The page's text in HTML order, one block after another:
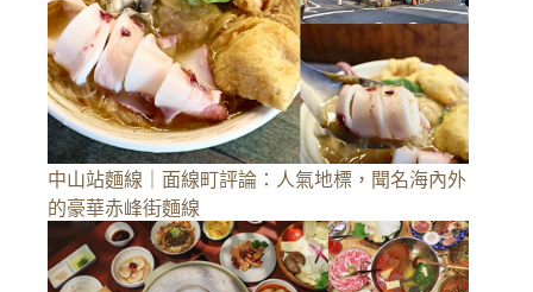
中山站麵線｜面線町評論：人氣地標，聞名海內外
的豪華赤峰街麵線